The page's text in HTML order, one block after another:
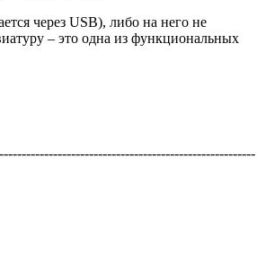
через USB), либо на него не
– это одна из функциональных